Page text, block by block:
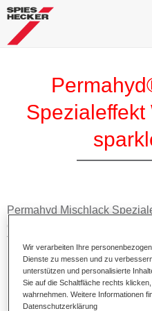
Spezialeffekt
Permahyd Mischlack
effect eignet sich für die
TEC Basislack 480 und
Produktmerkmale
Einfach und schnell zu
Bietet eine hohe
Wir verarbeiten Ihre
Dienste zu messen und zu
unterstützen und personalisierte
Sie auf die Schaltfläche rechts
wahrnehmen. Weitere Informationen
Datenschutzerklärung